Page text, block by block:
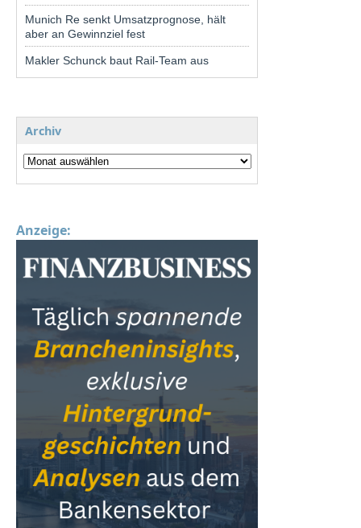
Munich Re senkt Umsatzprognose, hält
aber an Gewinnziel fest
Makler Schunck baut Rail-Team aus
Archiv
Anzeige: